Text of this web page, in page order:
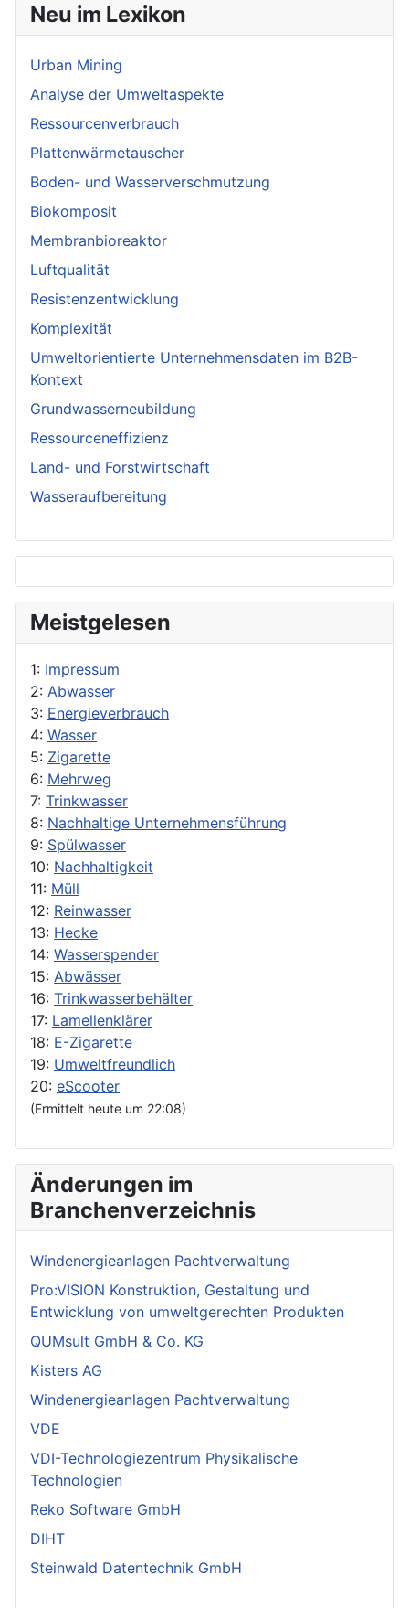
Neu im Lexikon
Urban Mining
Analyse der Umweltaspekte
Ressourcenverbrauch
Plattenwärmetauscher
Boden- und Wasserverschmutzung
Biokomposit
Membranbioreaktor
Luftqualität
Resistenzentwicklung
Komplexität
Umweltorientierte Unternehmensdaten im B2B-
Kontext
Grundwasserneubildung
Ressourceneffizienz
Land- und Forstwirtschaft
Wasseraufbereitung
Meistgelesen
1: Impressum
2: Abwasser
3: Energieverbrauch
4: Wasser
5: Zigarette
6: Mehrweg
7: Trinkwasser
8: Nachhaltige Unternehmensführung
9: Spülwasser
10: Nachhaltigkeit
11: Müll
12: Reinwasser
13: Hecke
14: Wasserspender
15: Abwässer
16: Trinkwasserbehälter
17: Lamellenklärer
18: E-Zigarette
19: Umweltfreundlich
20: eScooter
(Ermittelt heute um 22:08)
Änderungen im
Branchenverzeichnis
Windenergieanlagen Pachtverwaltung
Pro:VISION Konstruktion, Gestaltung und
Entwicklung von umweltgerechten Produkten
QUMsult GmbH & Co. KG
Kisters AG
Windenergieanlagen Pachtverwaltung
VDE
VDI-Technologiezentrum Physikalische
Technologien
Reko Software GmbH
DIHT
Steinwald Datentechnik GmbH